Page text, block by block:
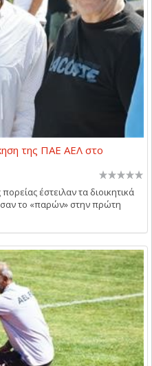
της ΠΑΕ ΑΕΛ στο
έστειλαν τα διοικητικά
το «παρών» στην πρώτη